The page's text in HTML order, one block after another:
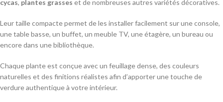
cycas, plantes grasses et de nombreuses autres variétés décoratives.
Leur taille compacte permet de les installer facilement sur une console,
une table basse, un buffet, un meuble TV, une étagère, un bureau ou
encore dans une bibliothèque.
Chaque plante est conçue avec un feuillage dense, des couleurs
naturelles et des finitions réalistes afin d’apporter une touche de
verdure authentique à votre intérieur.